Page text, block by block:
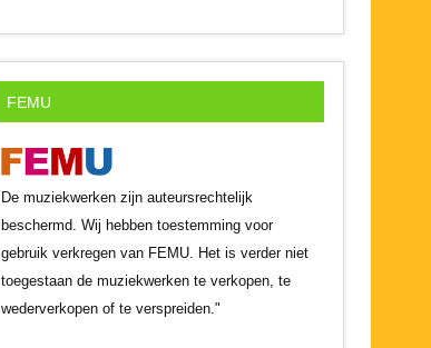
FEMU
De muziekwerken zijn auteursrechtelijk
beschermd. Wij hebben toestemming voor
gebruik verkregen van FEMU. Het is verder niet
toegestaan de muziekwerken te verkopen, te
wederverkopen of te verspreiden."